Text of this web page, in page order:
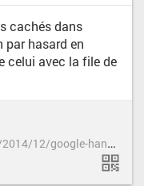
cachés dans
hasard en
celui avec la file de
h
ttp://whateverblog.dallasnews.com/2014/12/google-hangouts-hidden-emojis-will-ruin-the-rest-of-your-work-day.html/